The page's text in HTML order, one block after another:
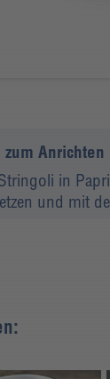
Anrichten
in
und mit